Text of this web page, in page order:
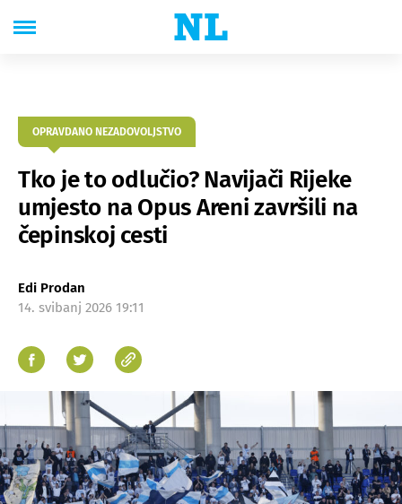
OPRAVDANO NEZADOVOLJSTVO
Tko je to odlučio? Navijači Rijeke
umjesto na Opus Areni završili na
čepinskoj cesti
Edi Prodan
14. svibanj 2026 19:11